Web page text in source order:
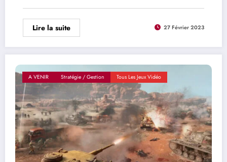
Lire la suite 27 Février 2023
A VENIR Stratégie / Gestion Tous Les Jeux Vidéo